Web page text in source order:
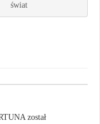
świat
został